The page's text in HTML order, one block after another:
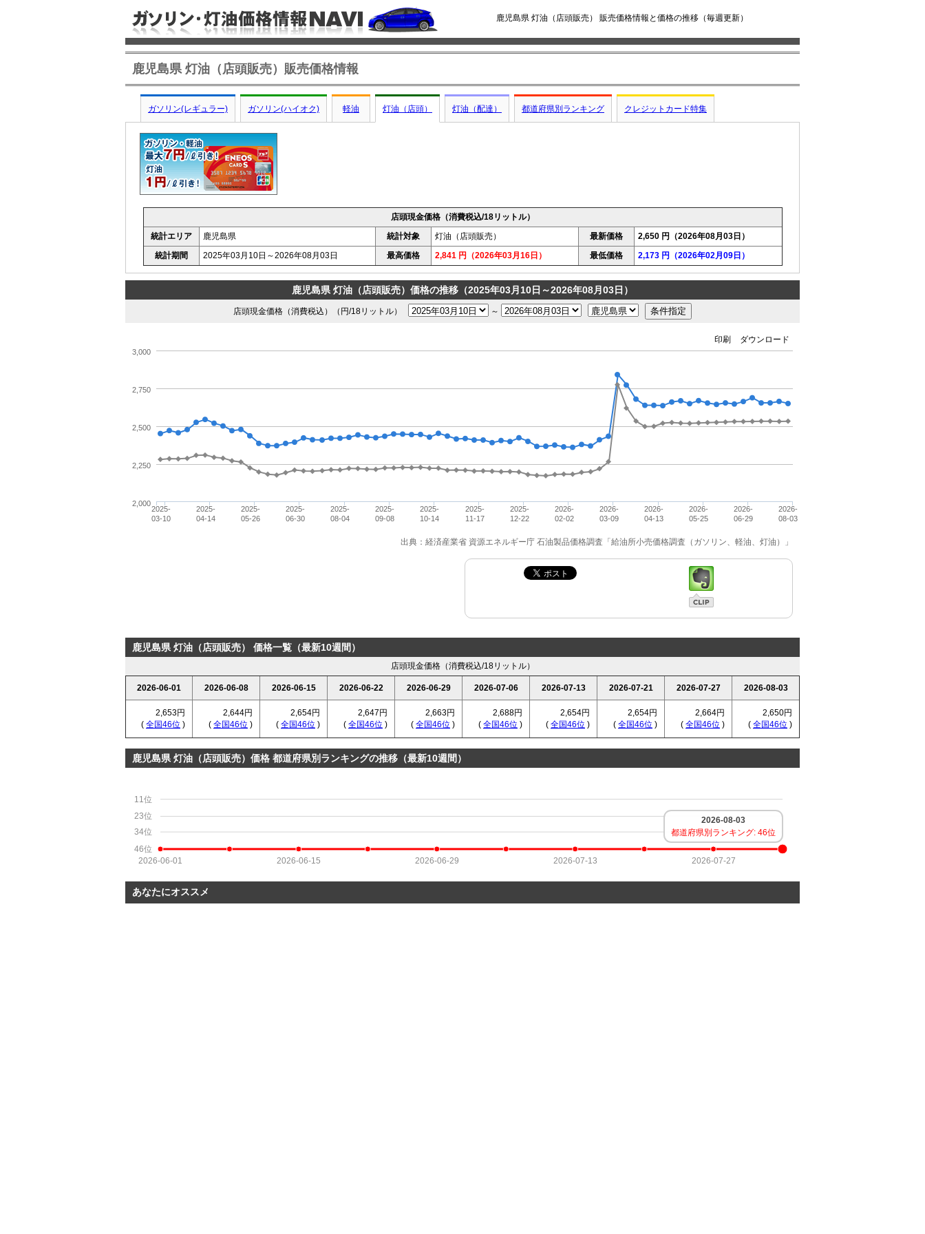
鹿児島県 灯油（店頭販売） 販売価格情報と価格の推移（毎週更新）
鹿児島県 灯油（店頭販売）販売価格情報
ガソリン(レギュラー) ガソリン(ハイオク) 軽油 灯油（店頭） 灯油（配達） 都道府県別ランキング クレジットカード特集
店頭現金価格（消費税込/18リットル）
統計エリア
鹿児島県 統計対象 灯油（店頭販売） 最新価格
2,650 円（2026年08月03日）
統計期間
2025年03月10日～2026年08月03日 最高価格 2,841 円（2026年03月16日） 最低価格 2,173 円（2026年02月09日）
鹿児島県 灯油（店頭販売）価格の推移（2025年03月10日～2026年08月03日）
店頭現金価格（消費税込）（円/18リットル） ～
ダウンロード
印刷
2025-
03-10
2025-
04-14
2025-
05-26
2025-
06-30
2025-
08-04
2025-
09-08
2025-
10-14
2025-
11-17
2025-
12-22
2026-
02-02
2026-
03-09
2026-
04-13
2026-
05-25
2026-
06-29
2026-
08-03
2,000
2,250
2,500
2,750
3,000
出典：経済産業省 資源エネルギー庁 石油製品価格調査「給油所小売価格調査（ガソリン、軽油、灯油）」
鹿児島県 灯油（店頭販売） 価格一覧（最新10週間）
店頭現金価格（消費税込/18リットル）
2026-06-01 2026-06-08 2026-06-15 2026-06-22 2026-06-29 2026-07-06 2026-07-13 2026-07-21 2026-07-27 2026-08-03
2,653円
( 全国46位 )
2,644円
( 全国46位 )
2,654円
( 全国46位 )
2,647円
( 全国46位 )
2,663円
( 全国46位 )
2,688円
( 全国46位 )
2,654円
( 全国46位 )
2,654円
( 全国46位 )
2,664円
( 全国46位 )
2,650円
( 全国46位 )
鹿児島県 灯油（店頭販売）価格 都道府県別ランキングの推移（最新10週間）
46位
34位
23位
11位
2026-06-01 2026-06-15 2026-06-29 2026-07-13 2026-07-27
2026-08-03
都道府県別ランキング: 46位
あなたにオススメ